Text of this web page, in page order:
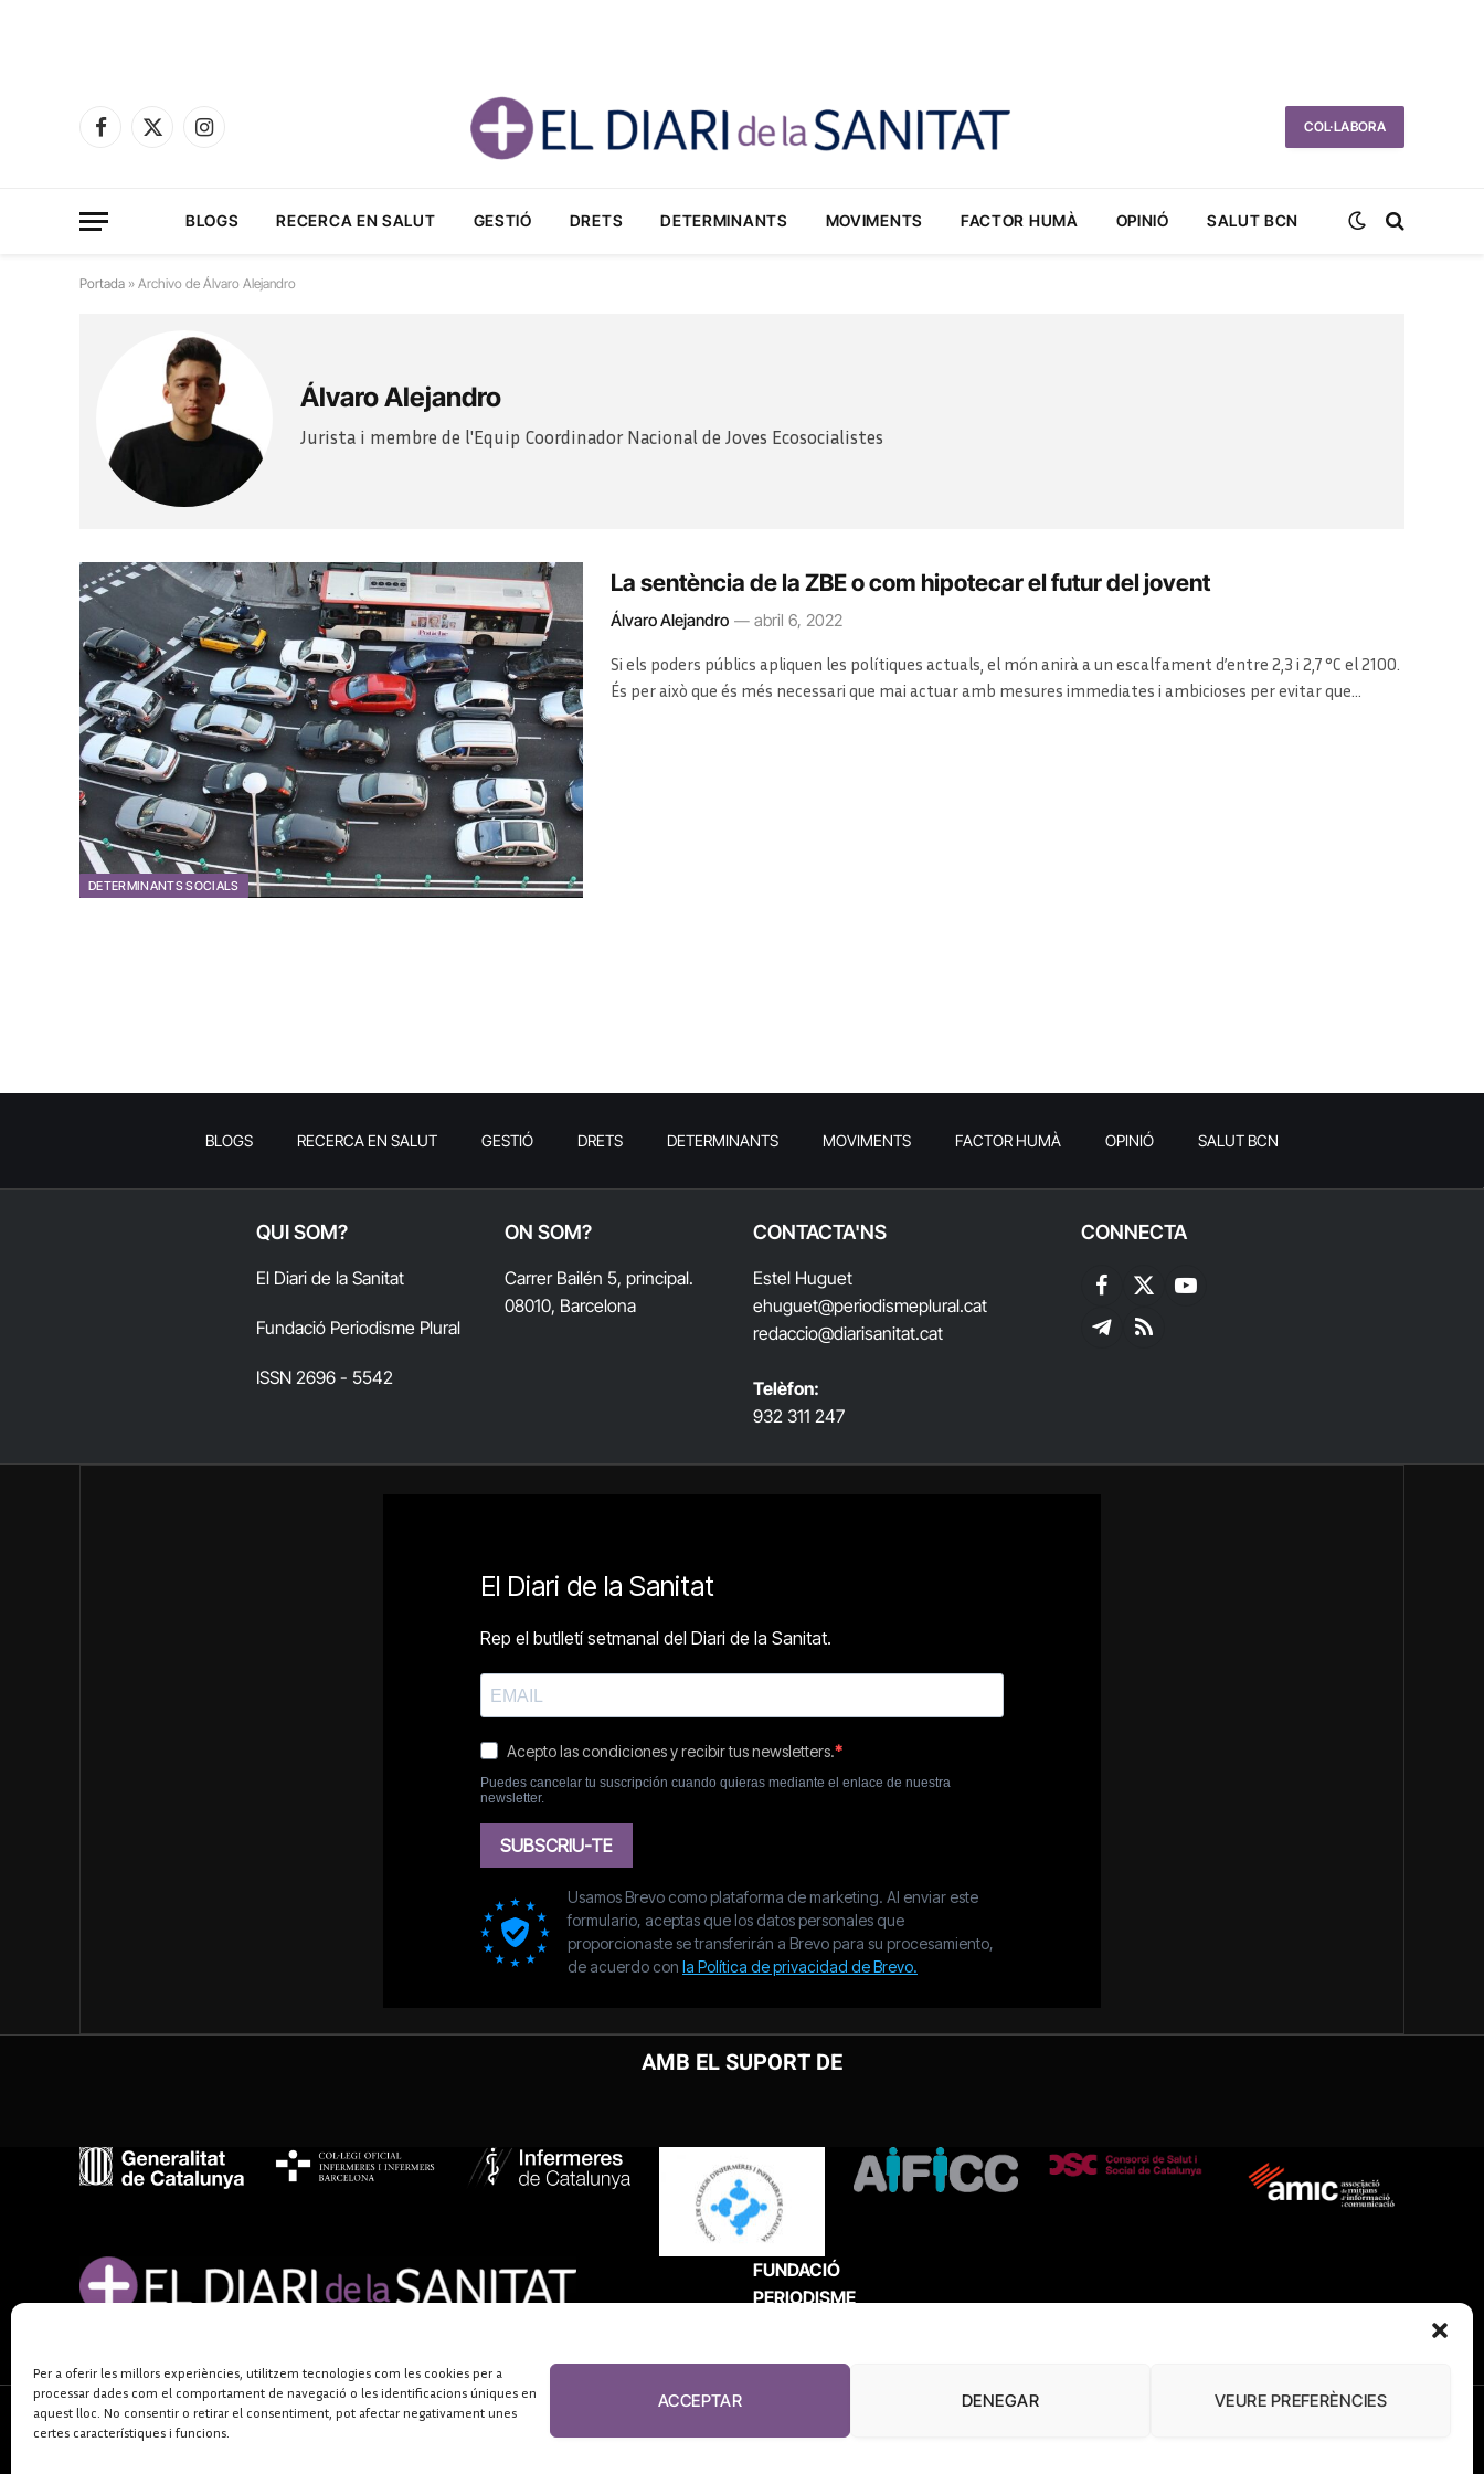
Per a oferir les millors experiències, utilitzem tecnologies com les cookies per a
processar dades com el comportament de navegació o les identificacions úniques en
aquest lloc. No consentir o retirar el consentiment, pot afectar negativament unes
certes característiques i funcions.
ACCEPTAR DENEGAR VEURE PREFERÈNCIES
Facebook
X
Instagram
COL·LABORA
BLOGS RECERCA EN SALUT GESTIÓ DRETS DETERMINANTS MOVIMENTS FACTOR HUMÀ OPINIÓ SALUT BCN
Portada » Archivo de Álvaro Alejandro
Álvaro Alejandro
Jurista i membre de l'Equip Coordinador Nacional de Joves Ecosocialistes
DETERMINANTS SOCIALS
La sentència de la ZBE o com hipotecar el futur del jovent
Álvaro Alejandro abril 6, 2022
Si els poders públics apliquen les polítiques actuals, el món anirà a un escalfament d’entre 2,3 i 2,7 °C el 2100.
És per això que és més necessari que mai actuar amb mesures immediates i ambicioses per evitar que
BLOGS RECERCA EN SALUT GESTIÓ DRETS DETERMINANTS MOVIMENTS FACTOR HUMÀ OPINIÓ SALUT BCN
QUI SOM?
El Diari de la Sanitat
Fundació Periodisme Plural
ISSN 2696 - 5542
ON SOM?
Carrer Bailén 5, principal.
08010, Barcelona
CONTACTA'NS
Estel Huguet
ehuguet@periodismeplural.cat
redaccio@diarisanitat.cat
Telèfon:
932 311 247
CONNECTA
Facebook
X
(Twitter)
YouTube
TelegramRSS
AMB EL SUPORT DE
FUNDACIÓ
PERIODISME